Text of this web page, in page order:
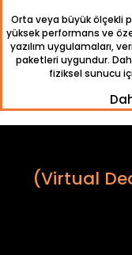
Orta veya büyük ölçekli
yüksek performans ve
yazılım uygulamaları,
paketleri uygundur.
fiziksel sunucu
(Virtual